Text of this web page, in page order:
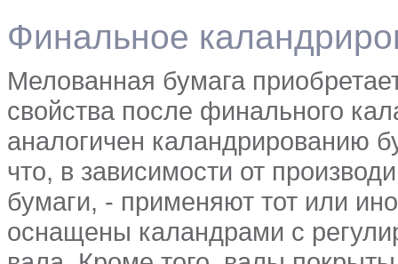
Финальное
Мелованная бумага
свойства после финального
аналогичен каландрированию
что, в зависимости от
бумаги, - применяют тот или
оснащены каландрами с